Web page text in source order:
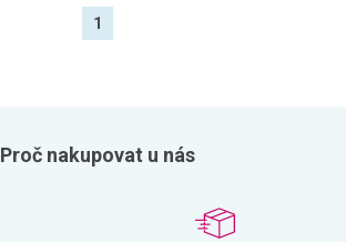
1
Proč nakupovat u nás